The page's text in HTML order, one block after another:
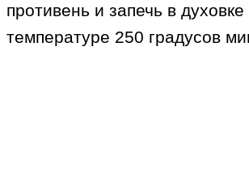
противень и запечь в духовке
температуре 250 градусов